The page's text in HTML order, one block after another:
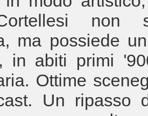
non
ma possiede
in abiti primi
Ottime
Un ripasso